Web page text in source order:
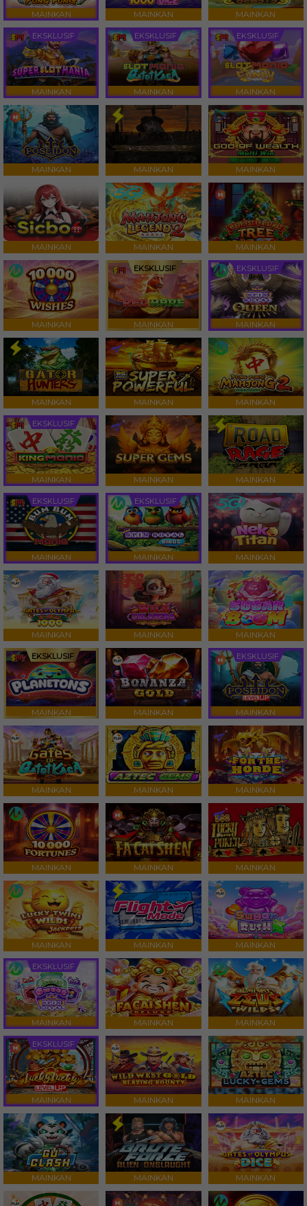
MAINKAN MAINKAN MAINKAN
EKSKLUSIF
MAINKAN
EKSKLUSIF
MAINKAN
EKSKLUSIF
MAINKAN
MAINKAN MAINKAN MAINKAN
MAINKAN MAINKAN MAINKAN
MAINKAN
EKSKLUSIF
MAINKAN
EKSKLUSIF
MAINKAN
MAINKAN MAINKAN MAINKAN
EKSKLUSIF
MAINKAN MAINKAN MAINKAN
EKSKLUSIF
MAINKAN
EKSKLUSIF
MAINKAN MAINKAN
MAINKAN MAINKAN MAINKAN
EKSKLUSIF
MAINKAN MAINKAN
EKSKLUSIF
MAINKAN
MAINKAN MAINKAN MAINKAN
MAINKAN MAINKAN MAINKAN
MAINKAN MAINKAN MAINKAN
EKSKLUSIF
MAINKAN MAINKAN MAINKAN
EKSKLUSIF
MAINKAN MAINKAN MAINKAN
MAINKAN MAINKAN MAINKAN